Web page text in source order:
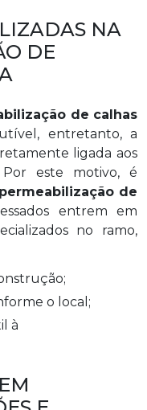
NA
DE
de calhas
entretanto, a
ligada aos
Por este motivo, é
de
entrem em
no ramo,
o local;